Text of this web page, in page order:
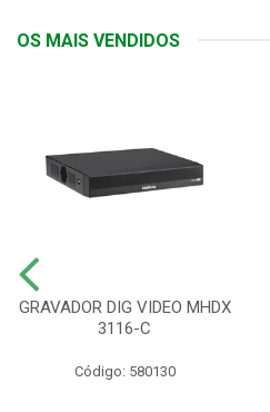
OS MAIS VENDIDOS
GRAVADOR DIG VIDEO MHDX
3116-C
Código: 580130